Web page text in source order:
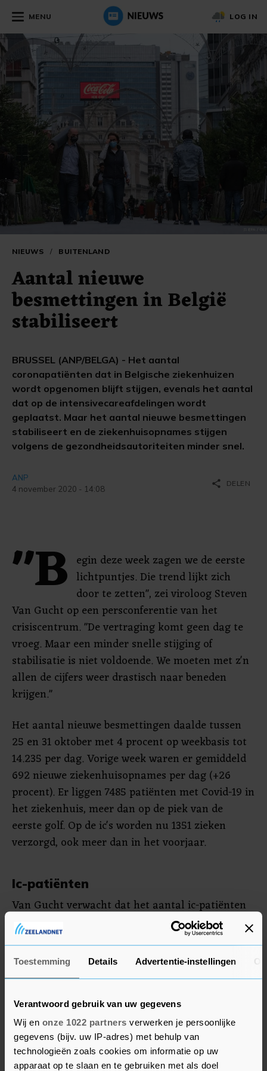
Toestemming Details Advertentie-instellingen
Verantwoord gebruik van uw gegevens
Wij en onze 1022 partners verwerken je persoonlijke
gegevens (bijv. uw IP-adres) met behulp van
technologieën zoals cookies om informatie op uw
apparaat op te slaan en te gebruiken met als doel
MENU LOG IN
NIEUWS / BUITENLAND
Aantal nieuwe
besmettingen in België
stabiliseert
BRUSSEL (ANP/BELGA) - Het aantal
coronapatiënten dat in Belgische ziekenhuizen
wordt opgenomen blijft stijgen, evenals het aantal
dat op de intensivecareafdelingen wordt
geplaatst. Maar het aantal nieuwe besmettingen
stabiliseert en de ziekenhuisopnames stijgen
volgens de gezondheidsautoriteiten minder snel.
ANP
4 november 2020 - 14:08
share DELEN
"B egin deze week zagen we de eerste
lichtpuntjes. Die trend lijkt zich
door te zetten", zei viroloog Steven
Van Gucht op een persconferentie van het
crisiscentrum. "De vertraging komt geen dag te
vroeg. Maar een minder snelle stijging of
stabilisatie is niet voldoende. We moeten met z'n
allen de cijfers weer drastisch naar beneden
krijgen."
Het aantal nieuwe besmettingen daalde tussen
25 en 31 oktober met 4 procent op weekbasis tot
14.235 per dag. Vorige week waren er gemiddeld
692 nieuwe ziekenhuisopnames per dag (+26
procent). Er liggen 7485 patiënten met Covid-19 in
het ziekenhuis, meer dan op de piek van de
eerste golf. Op de ic's worden nu 1351 zieken
verzorgd, ook meer dan in het voorjaar.
Ic-patiënten
Van Gucht verwacht dat het aantal ic-patiënten
nog zal toenemen. "Maar hopelijk blijven we
onder de maximumcapaciteit." Die ligt voor heel
België op 2000 bedden. "Voorspellingen spreken
momenteel van een maximumbezetting van 1800
aldus de viroloog.
Er sterven momenteel gemiddeld 136 mensen per
dag in België aan het virus.